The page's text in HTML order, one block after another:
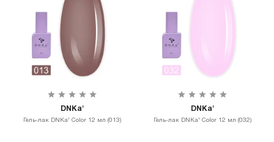
DNKa'
Гель-лак DNKa' Color 12 мл (013)
DNKa'
Гель-лак DNKa' Color 12 мл (032)